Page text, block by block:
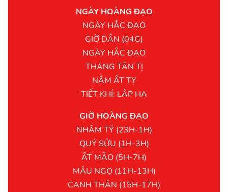
NGÀY HOÀNG ĐẠO
NGÀY HẮC ĐẠO
GIỜ DẦN (04G)
NGÀY HẮC ĐẠO
THÁNG TÂN TỊ
NĂM ẤT TỴ
TIẾT KHÍ: LẬP HẠ
GIỜ HOÀNG ĐẠO
NHÂM TÝ (23H-1H)
QUÝ SỬU (1H-3H)
ẤT MÃO (5H-7H)
MẬU NGỌ (11H-13H)
CANH THÂN (15H-17H)